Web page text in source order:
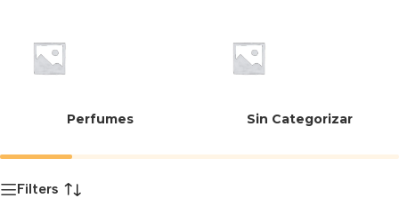
Perfumes Sin Categorizar
Filters